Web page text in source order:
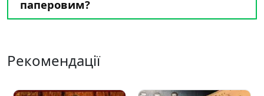
паперовим?
Рекомендації